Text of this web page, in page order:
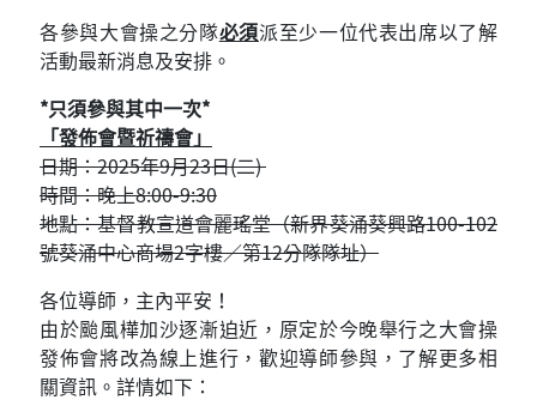
各參與大會操之分隊必須派至少一位代表出席以了解
活動最新消息及安排。
*只須參與其中一次*
「發佈會暨祈禱會」
日期：2025年9月23日(二)
時間：晚上8:00-9:30
地點：基督教宣道會麗瑤堂（新界葵涌葵興路100-102
號葵涌中心商場2字樓／第12分隊隊址）
各位導師，主內平安！
由於颱風樺加沙逐漸迫近，原定於今晚舉行之大會操
發佈會將改為線上進行，歡迎導師參與，了解更多相
關資訊。詳情如下：